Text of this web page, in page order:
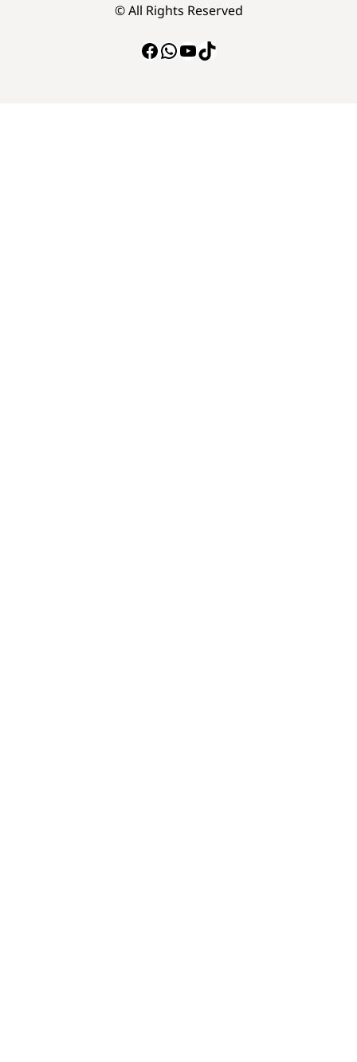
© All Rights Reserved
Facebook
WhatsApp
YouTube
TikTok